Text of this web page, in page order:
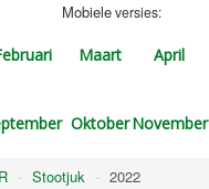
Mobieleversies:
Maart April
OktoberNovember
- Stootjuk - 2022